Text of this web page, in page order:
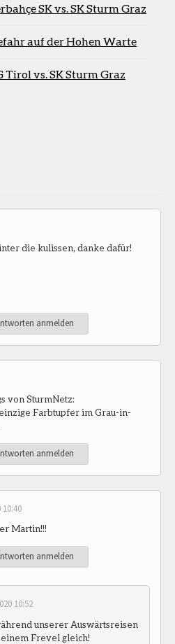
SK vs. SK Sturm Graz
auf der Hohen Warte
Tirol vs. SK Sturm Graz
die kulissen, danke dafür!
anmelden
von SturmNetz:
Farbtupfer im Grau-in-
anmelden
10:40
Martin!!!
anmelden
10:52
unserer Auswärtsreisen
Frevel gleich!